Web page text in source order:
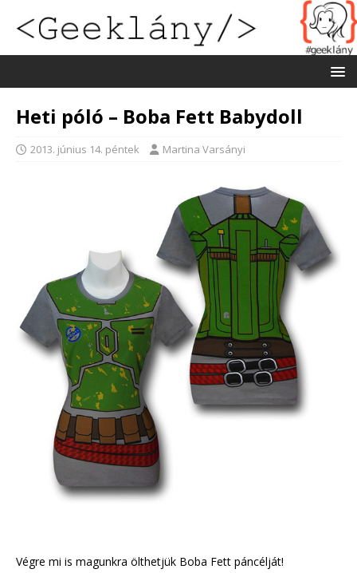
Heti póló – Boba Fett Babydoll
2013. június 14. péntek Martina Varsányi
Végre mi is magunkra ölthetjük Boba Fett páncélját!